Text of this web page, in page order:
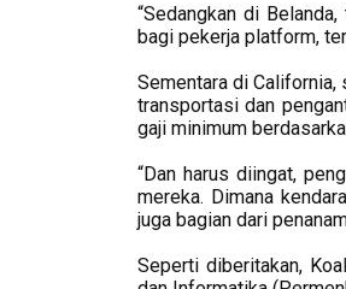
“Sedangkan di
bagi pekerja platform,
Sementara di California,
transportasi dan
gaji minimum
“Dan harus diingat,
mereka. Dimana
juga bagian dari
Seperti diberitakan,